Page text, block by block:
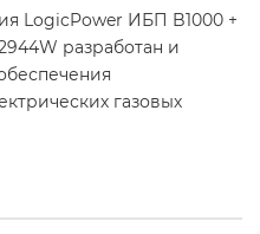
LogicPower ИБП B1000 +
разработан и
газовых